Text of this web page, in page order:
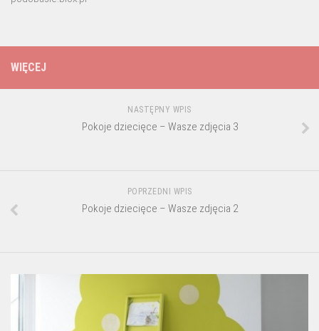
WIĘCEJ
NASTĘPNY WPIS
Pokoje dziecięce – Wasze zdjęcia 3
POPRZEDNI WPIS
Pokoje dziecięce – Wasze zdjęcia 2